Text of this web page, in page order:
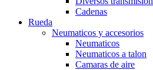
Cadenas
Rueda
Neumaticos y accesorios
Neumaticos
Neumaticos a talon
Camaras de aire